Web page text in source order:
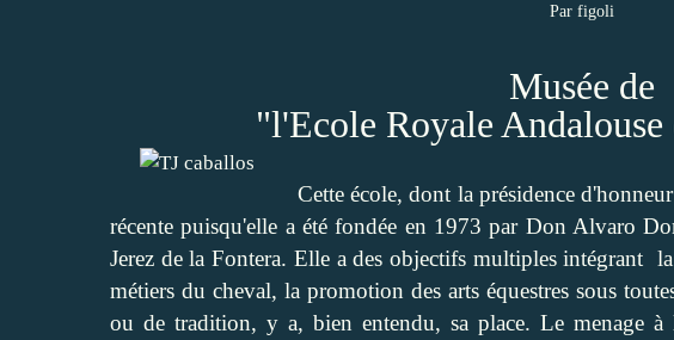
Par figoli
Musée de
"l'Ecole Royale
Cette école, dont la présidence
récente puisqu'elle a été fondée en 1973 par Don Alvaro
Jerez de la Fontera. Elle a des objectifs multiples intégrant
métiers du cheval, la promotion des arts équestres sous
ou de tradition, y a, bien entendu, sa place. Le menage à